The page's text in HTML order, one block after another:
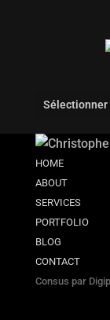
Sélectionner
HOME
ABOUT
SERVICES
PORTFOLIO
BLOG
CONTACT
Consus par